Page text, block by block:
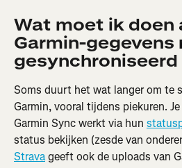
Wat moet ik doen
Garmin-
Soms duurt het wat langer om te
Garmin, vooral tijdens piekuren.
Garmin Sync werkt via hun
status bekijken (zesde van
Strava geeft ook de uploads van